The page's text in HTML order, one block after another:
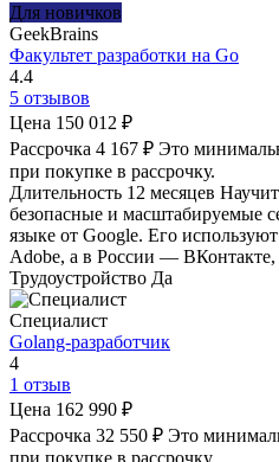
Для новичков
GeekBrains
Факультет разработки на Go
4.4
5 отзывов
Цена 150 012 ₽
Рассрочка 4 167 ₽ Это
при покупке в рассрочку.
Длительность 12 месяцев
безопасные и масштабируемые
языке от Google. Его
Adobe, а в России —
Трудоустройство Да
Специалист
Golang-разработчик
4
1 отзыв
Цена 162 990 ₽
Рассрочка 32 550 ₽ Это
при покупке в рассрочку.